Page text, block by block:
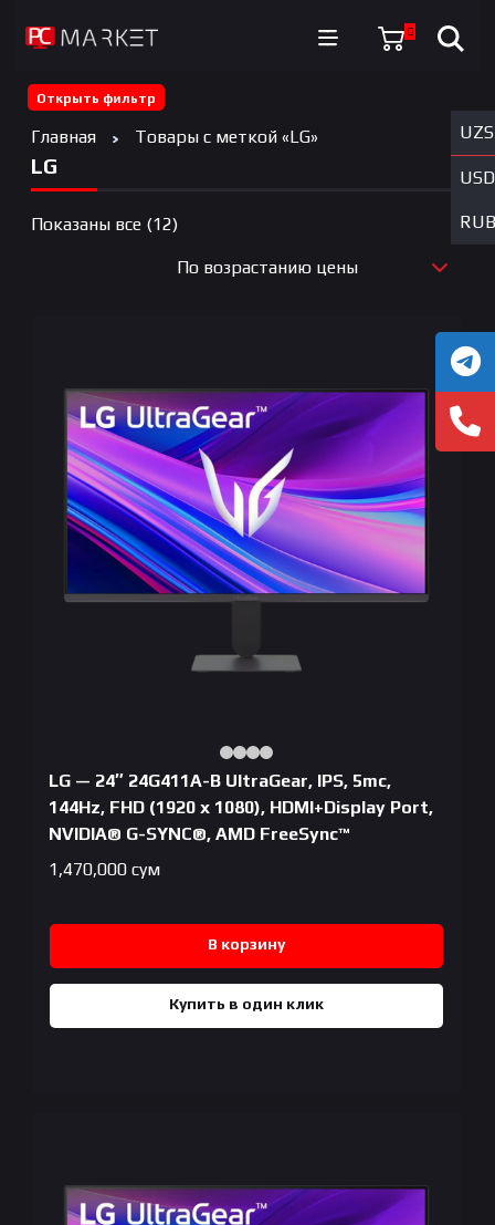
0
UZS
USD
RUB
Открыть фильтр
Главная Товары с меткой «LG»
LG
Показаны все (12)Цены:
возрастанию
По возрастанию цены
По убыванию цены
LG — 24″ 24G411A-B UltraGear, IPS, 5mc,
144Hz, FHD (1920 x 1080), HDMI+Display Port,
NVIDIA® G-SYNC®, AMD FreeSync™
1,470,000 сум
В корзину
Купить в один клик